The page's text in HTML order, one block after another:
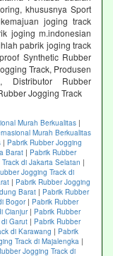
khususnya Sport
joging track
joging m.indonesian
pabrik joging track
Synthetic Rubber
Track, Produsen
Distributor Rubber
Jogging Track
Murah Berkualitas |
Murah Berkualitas
| Pabrik Rubber Jogging
Barat | Pabrik Rubber
di Jakarta Selatan |
Jogging Track di
| Pabrik Rubber Jogging
Barat | Pabrik Rubber
Bogor| Pabrik Rubber
Cianjur| Pabrik Rubber
Garut | Pabrik Rubber
di Karawang | Pabrik
Track di Majalengka |
Jogging Track di